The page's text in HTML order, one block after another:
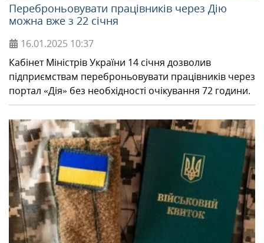
Переброньовувати працівників через Дію
можна вже з 22 січня
16.01.2025 10:37
Кабінет Міністрів України 14 січня дозволив
підприємствам переброньовувати працівників через
портал «Дія» без необхідності очікування 72 години.